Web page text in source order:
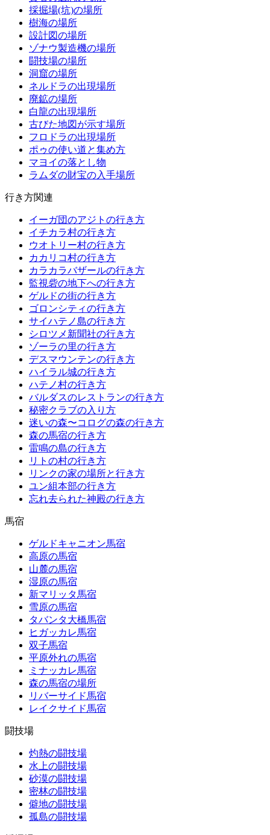
採掘場(坑)の場所
樹海の場所
設計図の場所
ゾナウ製造機の場所
闘技場の場所
洞窟の場所
ネルドラの出現場所
廃鉱の場所
白龍の出現場所
古びた地図が示す場所
フロドラの出現場所
ポゥの使い道と集め方
マヨイの落とし物
ラムダの財宝の入手場所
行き方関連
イーガ団のアジトの行き方
イチカラ村の行き方
ウオトリー村の行き方
カカリコ村の行き方
カラカラバザールの行き方
監視砦の地下への行き方
ゲルドの街の行き方
ゴロンシティの行き方
サイハテノ島の行き方
シロツメ新聞社の行き方
ゾーラの里の行き方
デスマウンテンの行き方
ハイラル城の行き方
ハテノ村の行き方
バルダスのレストランの行き方
秘密クラブの入り方
迷いの森〜コログの森の行き方
森の馬宿の行き方
雷鳴の島の行き方
リトの村の行き方
リンクの家の場所と行き方
ユン組本部の行き方
忘れ去られた神殿の行き方
馬宿
ゲルドキャニオン馬宿
高原の馬宿
山麓の馬宿
湿原の馬宿
新マリッタ馬宿
雪原の馬宿
タバンタ大橋馬宿
ヒガッカレ馬宿
双子馬宿
平原外れの馬宿
ミナッカレ馬宿
森の馬宿の場所
リバーサイド馬宿
レイクサイド馬宿
闘技場
灼熱の闘技場
水上の闘技場
砂漠の闘技場
密林の闘技場
僻地の闘技場
孤島の闘技場